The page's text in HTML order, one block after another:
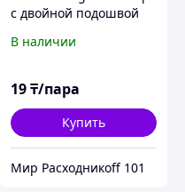
с двойной подошвой
евроблоке 27 мкр
В наличии
19₸/пара
Купить
Мир Расходникoff 101